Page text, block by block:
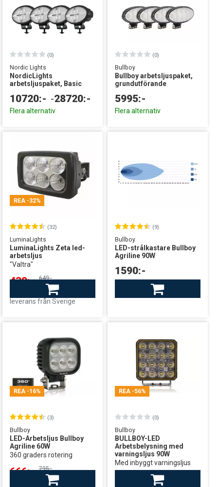
Nordic Lights
NordicLights
arbetsljuspaket, Basic
(0)
10720:- -28720:-
Flera alternativ
Bullboy
Bullboy arbetsljuspaket,
grundutförande
(0)
5995:-
Flera alternativ
REA -32%
LuminaLights
LuminaLights Zeta led-
arbetsljus
"Valtra"
(32)
439:- 649:-
leverans från Sverige
Bullboy
LED-strålkastare Bullboy
Agriline 90W
(9)
1590:-
Finns i lager
leverans från Sverige
REA -16%
Bullboy
LED-Arbetsljus Bullboy
Agriline 60W
360 graders rotering
(3)
666:- 795:-
REA -56%
Bullboy
BULLBOY-LED
Arbetsbelysning med
varningsljus 90W
Med inbyggt varningsljus
(0)
1350:-